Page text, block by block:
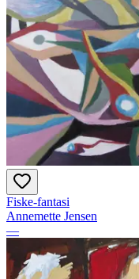
Fiske-fantasi
Annemette Jensen
—